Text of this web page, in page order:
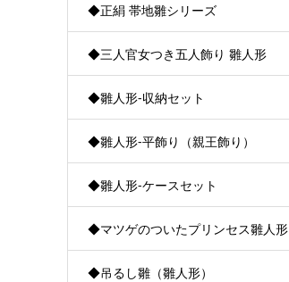
◆正絹 帯地雛シリーズ
◆三人官女つき五人飾り 雛人形
◆雛人形-収納セット
◆雛人形-平飾り（親王飾り）
◆雛人形-ケースセット
◆マツゲのついたプリンセス雛人形
◆吊るし雛（雛人形）